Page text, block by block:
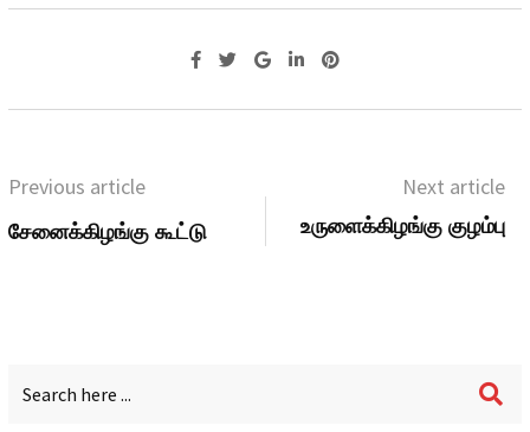
Previous article
சேனைக்கிழங்கு கூட்டு
Next article
உருளைக்கிழங்கு குழம்பு